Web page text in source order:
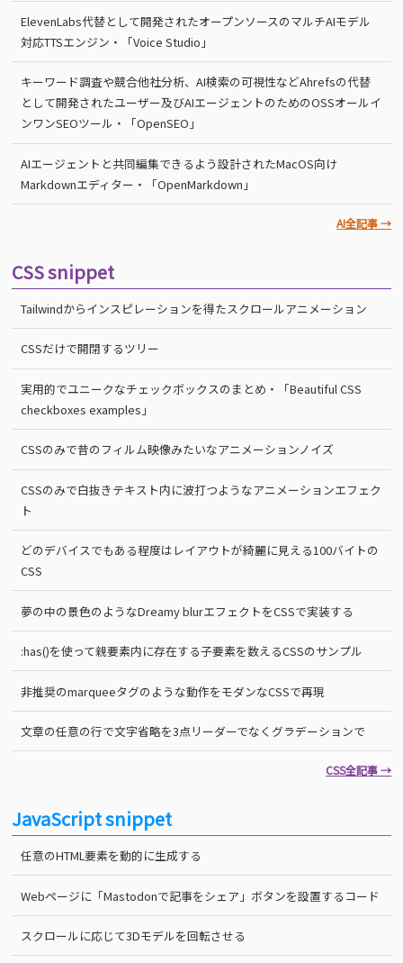
ElevenLabs代替として開発されたオープンソースのマルチAIモデル
対応TTSエンジン・「Voice Studio」
キーワード調査や競合他社分析、AI検索の可視性などAhrefsの代替
として開発されたユーザー及びAIエージェントのためのOSSオールイ
ンワンSEOツール・「OpenSEO」
AIエージェントと共同編集できるよう設計されたMacOS向け
Markdownエディター・「OpenMarkdown」
AI全記事 →
CSS snippet
Tailwindからインスピレーションを得たスクロールアニメーション
CSSだけで開閉するツリー
実用的でユニークなチェックボックスのまとめ・「Beautiful CSS
checkboxes examples」
CSSのみで昔のフィルム映像みたいなアニメーションノイズ
CSSのみで白抜きテキスト内に波打つようなアニメーションエフェク
ト
どのデバイスでもある程度はレイアウトが綺麗に見える100バイトの
CSS
夢の中の景色のようなDreamy blurエフェクトをCSSで実装する
:has()を使って親要素内に存在する子要素を数えるCSSのサンプル
非推奨のmarqueeタグのような動作をモダンなCSSで再現
文章の任意の行で文字省略を3点リーダーでなくグラデーションで
CSS全記事 →
JavaScript snippet
任意のHTML要素を動的に生成する
Webページに「Mastodonで記事をシェア」ボタンを設置するコード
スクロールに応じて3Dモデルを回転させる